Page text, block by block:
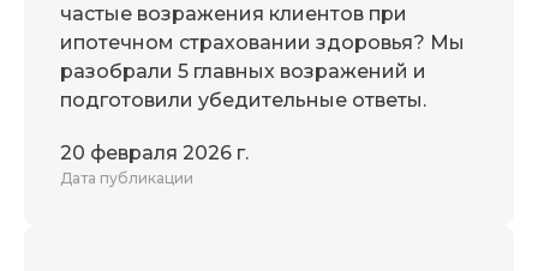
частые возражения клиентов при
ипотечном страховании здоровья? Мы
разобрали 5 главных возражений и
подготовили убедительные ответы.
20 февраля 2026 г.
Дата публикации